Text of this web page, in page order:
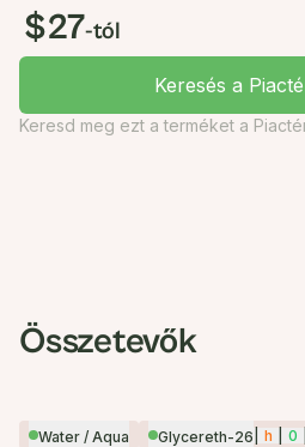
$27-tól
Keresés a
Keresd meg ezt a terméket a
Összetevők
Water / Aqua Glycereth-26 h 0